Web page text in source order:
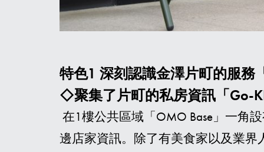
特色1 深刻認識金澤片町的服務
◇聚集了片町的私房資訊「Go-
在1樓公共區域「OMO Base」一角
邊店家資訊。除了有美食家以及業